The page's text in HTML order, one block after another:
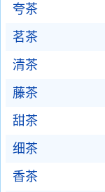
夸茶
茗茶
清茶
藤茶
甜茶
细茶
香茶